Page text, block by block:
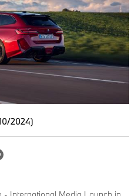
2024)